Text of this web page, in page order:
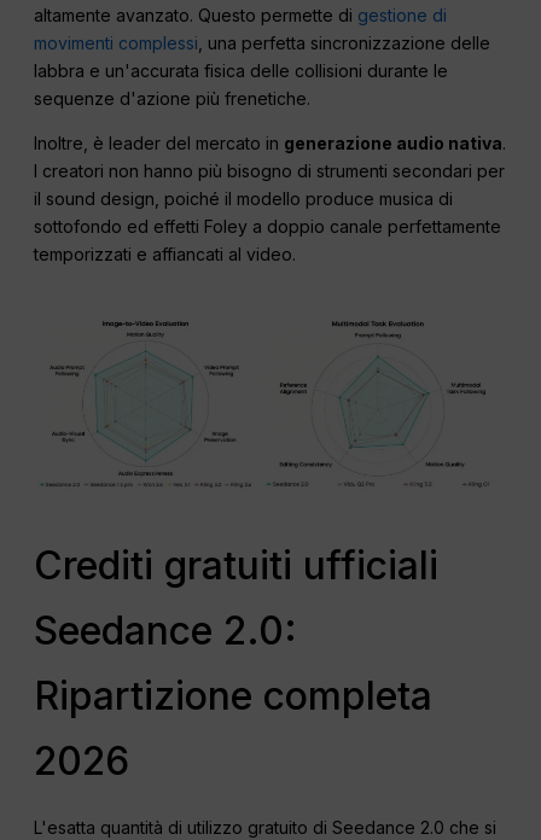
altamente avanzato. Questo permette di gestione di
movimenti complessi , una perfetta sincronizzazione delle
labbra e un'accurata fisica delle collisioni durante le
sequenze d'azione più frenetiche.
Inoltre, è leader del mercato in generazione audio nativa.
I creatori non hanno più bisogno di strumenti secondari per
il sound design, poiché il modello produce musica di
sottofondo ed effetti Foley a doppio canale perfettamente
temporizzati e affiancati al video.
Crediti gratuiti ufficiali
Seedance 2.0:
Ripartizione completa
2026
L'esatta quantità di utilizzo gratuito di Seedance 2.0 che si